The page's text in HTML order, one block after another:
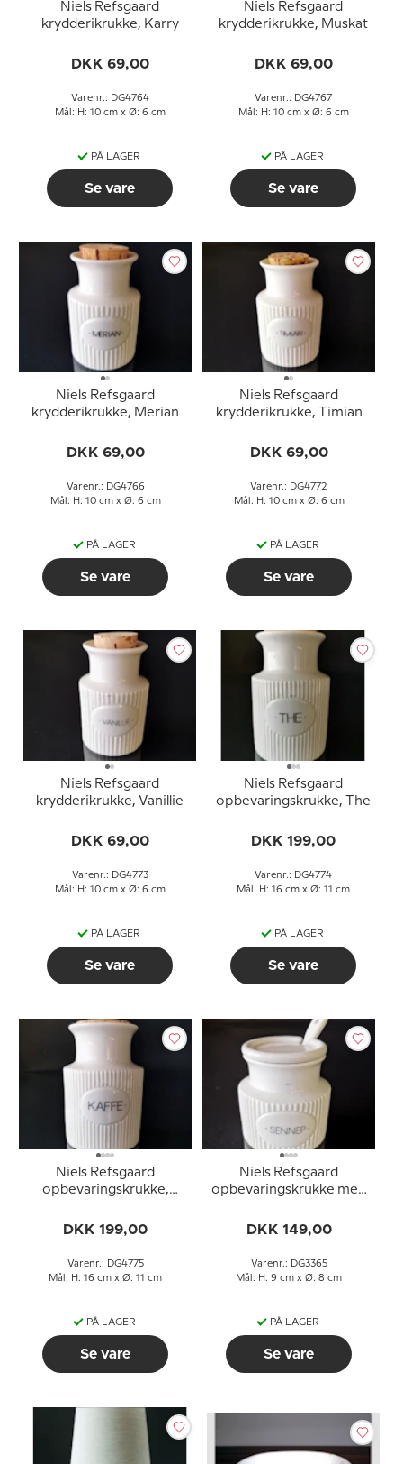
Niels Refsgaard
krydderikrukke, Karry
DKK 69,00
Varenr.: DG4764
Mål: H: 10 cm x Ø: 6 cm
PÅ LAGER
Se vare
Niels Refsgaard
krydderikrukke, Muskat
DKK 69,00
Varenr.: DG4767
Mål: H: 10 cm x Ø: 6 cm
PÅ LAGER
Se vare
Niels Refsgaard
krydderikrukke, Merian
DKK 69,00
Varenr.: DG4766
Mål: H: 10 cm x Ø: 6 cm
PÅ LAGER
Se vare
Niels Refsgaard
krydderikrukke, Timian
DKK 69,00
Varenr.: DG4772
Mål: H: 10 cm x Ø: 6 cm
PÅ LAGER
Se vare
Niels Refsgaard
krydderikrukke, Vanillie
DKK 69,00
Varenr.: DG4773
Mål: H: 10 cm x Ø: 6 cm
PÅ LAGER
Se vare
Niels Refsgaard
opbevaringskrukke, The
DKK 199,00
Varenr.: DG4774
Mål: H: 16 cm x Ø: 11 cm
PÅ LAGER
Se vare
Niels Refsgaard
opbevaringskrukke,
DKK 199,00
Varenr.: DG4775
Mål: H: 16 cm x Ø: 11 cm
PÅ LAGER
Se vare
Niels Refsgaard
opbevaringskrukke med
DKK 149,00
Varenr.: DG3365
Mål: H: 9 cm x Ø: 8 cm
PÅ LAGER
Se vare